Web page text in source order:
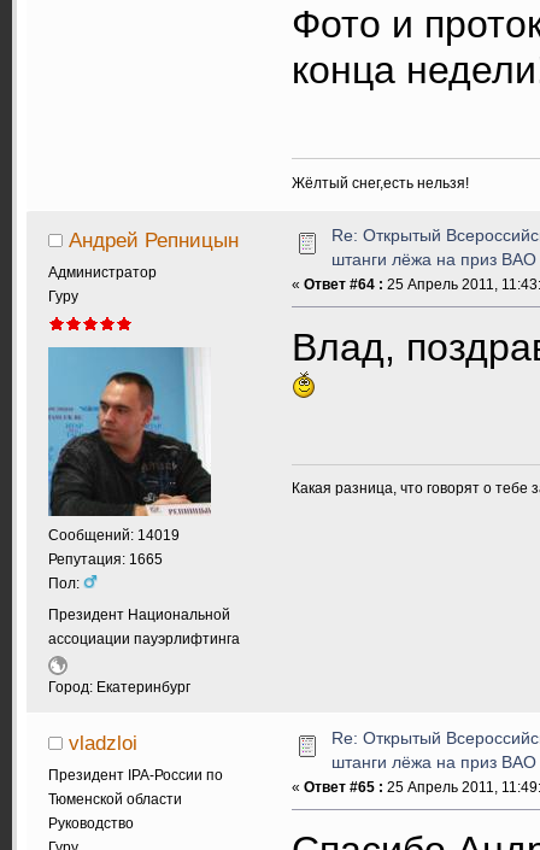
Фото и
конца
Жёлтый снег,есть нельзя!
Андрей Репницын
Администратор
Гуру
Сообщений: 14019
Репутация: 1665
Пол:
Президент Национальной
ассоциации пауэрлифтинга
Город: Екатеринбург
Re: Открытый
штанги лёжа на приз ВАО
« Ответ #64 : 25 Апрель 2011,
Влад,
Какая разница, что говорят о
vladzloi
Президент IPA-России по
Тюменской области
Руководство
Re: Открытый
штанги лёжа на приз ВАО
« Ответ #65 : 25 Апрель 2011,